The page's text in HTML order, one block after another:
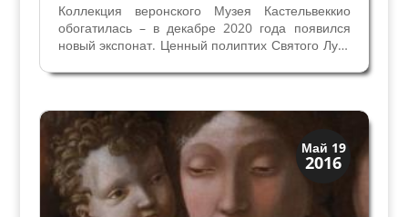
Коллекция веронского Музея Кастельвеккио
обогатилась – в декабре 2020 года появился
новый экспонат. Ценный полиптих Святого Луки
Полиптих означает "состоящий из многих
разделенная на...
Май 19
2016
Искусство
Художники